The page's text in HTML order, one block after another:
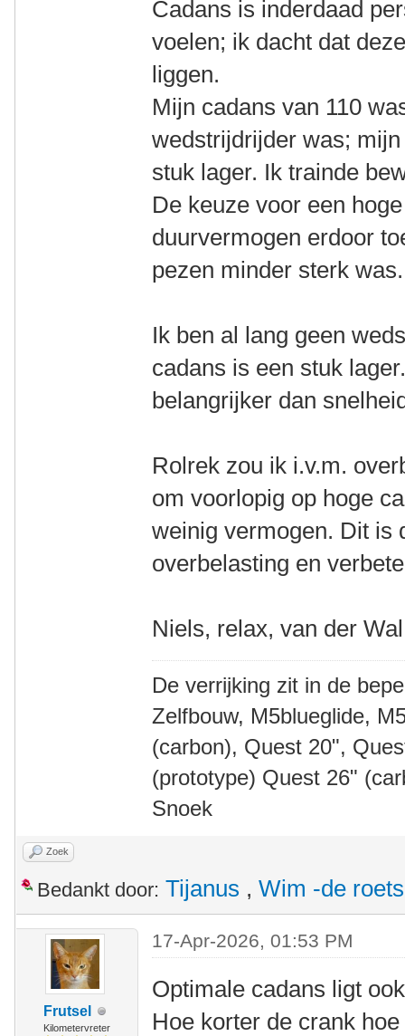
Cadans is inderdaad
voelen; ik dacht dat
liggen.
Mijn cadans van 110
wedstrijdrijder was;
stuk lager. Ik trainde
De keuze voor een
duurvermogen erdoor
pezen minder sterk was.
Ik ben al lang geen
cadans is een stuk
belangrijker dan
Rolrek zou ik i.v.m.
om voorlopig op hoge
weinig vermogen. Dit is
overbelasting en
Niels, relax, van der Wal
De verrijking zit in de
Zelfbouw, M5blueglide,
(carbon), Quest 20",
(prototype) Quest 26"
Snoek
Zoek
Bedankt door: Tijanus , Wim -de
Frutsel
Kilometervreter
17-Apr-2026, 01:53 PM
Optimale cadans ligt
Hoe korter de crank